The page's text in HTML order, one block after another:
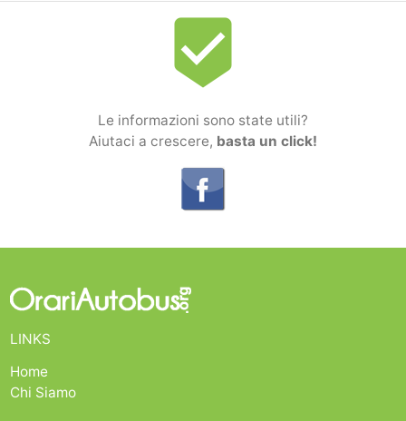
beenhere
Le informazioni sono state utili?
Aiutaci a crescere, basta un click!
LINKS
Home
Chi Siamo